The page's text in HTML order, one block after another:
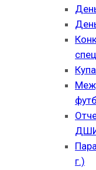
г.)